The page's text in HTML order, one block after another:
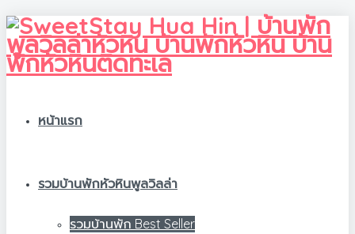
หน้าแรก
รวมบ้านพักหัวหินพูลวิลล่า
รวมบ้านพัก Best Seller